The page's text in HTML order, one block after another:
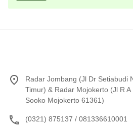
Radar Jombang (Jl Dr Setiabudi
Timur) & Radar Mojokerto (Jl R
Sooko Mojokerto 61361)
(0321) 875137 / 081336610001